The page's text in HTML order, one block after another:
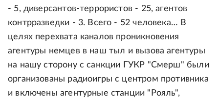
- 5, диверсантов-террористов - 25, агентов
контрразведки - 3. Всего - 52 человека… В
целях перехвата каналов проникновения
агентуры немцев в наш тыл и вызова агентуры
на нашу сторону с санкции ГУКР "Смерш" были
организованы радиоигры с центром противника
и включены агентурные станции "Рояль",